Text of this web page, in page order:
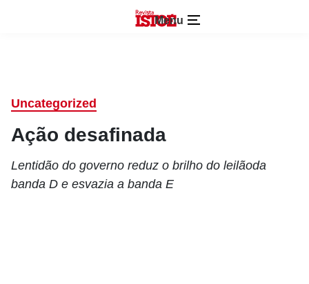
Menu
Uncategorized
Ação desafinada
Lentidão do governo reduz o brilho do leilãoda
banda D e esvazia a banda E